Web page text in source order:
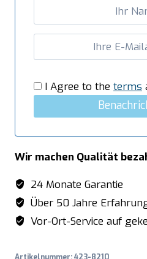
MengeI Agree to the terms
Wir machen Qualität
24 Monate Garantie
Über 50 Jahre
Vor-Ort-Service auf
Artikelnummer:423-8210